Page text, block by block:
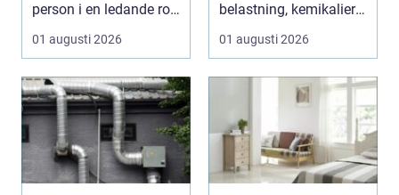
person i en ledande roll
f&a...
01 augusti 2026
belastning, kemikalier
och väta utan at...
01 augusti 2026